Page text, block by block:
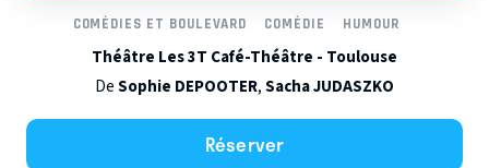
COMÉDIES ET BOULEVARD COMÉDIE HUMOUR
Théâtre Les 3T Café-Théâtre - Toulouse
DeSophie DEPOOTER,Sacha JUDASZKO
Réserver